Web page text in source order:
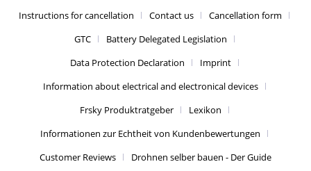
Instructions for cancellation
Contact us
Cancellation form
GTC
Battery Delegated Legislation
Data Protection Declaration
Imprint
Information about electrical and electronical devices
Frsky Produktratgeber
Lexikon
Informationen zur Echtheit von Kundenbewertungen
Customer Reviews
Drohnen selber bauen - Der Guide